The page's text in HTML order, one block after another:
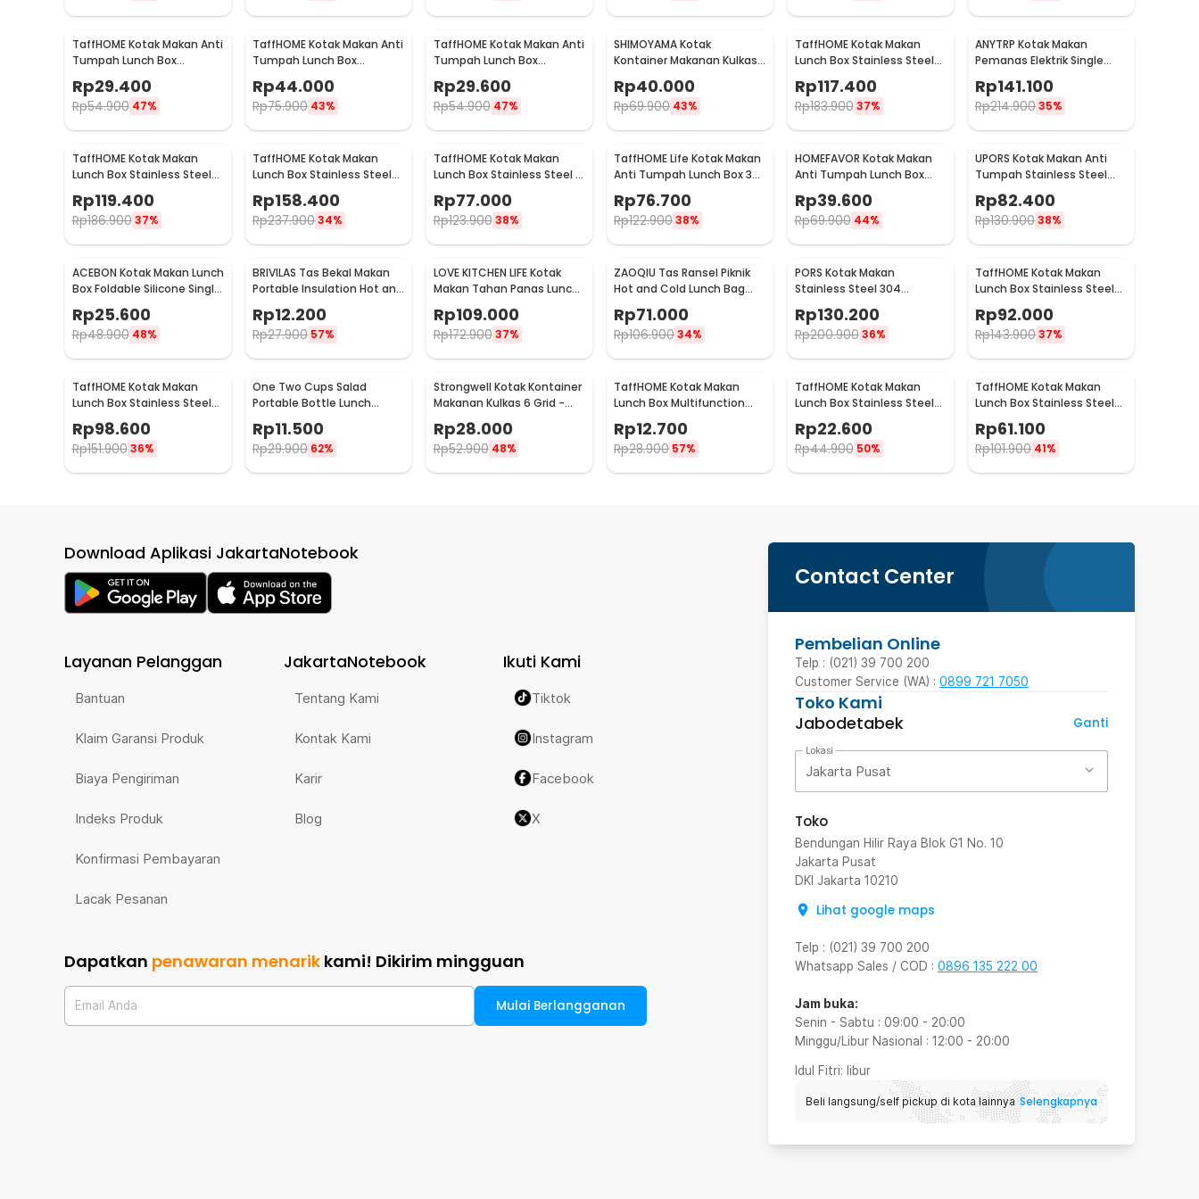
TaffHOME Kotak Makan Anti
Tumpah Lunch Box
- KT046
Rp29.400
Rp54.900 47%
TaffHOME Kotak Makan Anti
Tumpah Lunch Box
- KT273
Rp44.000
Rp75.900 43%
TaffHOME Kotak Makan Anti
Tumpah Lunch Box
Stainless Steel 304 350ml
- KT273
Rp29.600
Rp54.900 47%
SHIMOYAMA Kotak
Kontainer Makanan Kulkas
1.7L - RFS49
Rp40.000
Rp69.900 43%
TaffHOME Kotak Makan
Lunch Box Stainless Steel
J274
Rp117.400
Rp183.900 37%
ANYTRP Kotak Makan
Pemanas Elektrik Single
DFH-C01
Rp141.100
Rp214.90035%
TaffHOME Kotak Makan
Lunch Box Stainless Steel
Compartment - HS233
Rp119.400
Rp186.900 37%
TaffHOME Kotak Makan
Lunch Box Stainless Steel
304 2L Triple
Compartment - HS233
Rp158.400
Rp237.90034%
TaffHOME Kotak Makan
Lunch Box Stainless Steel 4
Rp77.000
Rp123.900 38%
TaffHOME Life Kotak Makan
Anti Tumpah Lunch Box 3
Grid 1.5L - CPL050
Rp76.700
Rp122.90038%
HOMEFAVOR Kotak Makan
Anti Tumpah Lunch Box
Double Layer 3 Grid 1.2L -
HF225
Rp39.600
Rp69.900 44%
UPORS Kotak Makan Anti
Tumpah Stainless Steel
Lunch Box 4 Grid 1.5L - UP4
Rp82.400
Rp130.90038%
ACEBON Kotak Makan Lunch
Box Foldable Silicone Single
Layer 550ml - ACB55
Rp25.600
Rp48.900 48%
BRIVILAS Tas Bekal Makan
Portable Insulation Hot and
Rp12.200
Rp27.900 57%
LOVE KITCHEN LIFE Kotak
Makan Tahan Panas Lunch
YM8686/YM9645
Rp109.000
Rp172.900 37%
ZAOQIU Tas Ransel Piknik
Hot and Cold Lunch Bag
Rp71.000
Rp106.90034%
PORS Kotak Makan
Stainless Steel 304
Leakproof with Soup Bowl 5
Grid - P-5
Rp130.200
Rp200.900 36%
TaffHOME Kotak Makan
Lunch Box Stainless Steel
Rp92.000
Rp143.90037%
TaffHOME Kotak Makan
Lunch Box Stainless Steel
304 1.3L 4 Grid - U-4
Rp98.600
Rp151.900 36%
One Two Cups Salad
Portable Bottle Lunch
RF20
Rp11.500
Rp29.900 62%
Strongwell Kotak Kontainer
Makanan Kulkas 6 Grid -
Rp28.000
Rp52.900 48%
TaffHOME Kotak Makan
Lunch Box Multifunction
- AC-21
Rp12.700
Rp28.900 57%
TaffHOME Kotak Makan
Lunch Box Stainless Steel
410 650ml - HS410
Rp22.600
Rp44.900 50%
TaffHOME Kotak Makan
Lunch Box Stainless Steel
Single Layer 850ml - U-30
Rp61.100
Rp101.900 41%
Contact Center
Pembelian Online
Telp : (021) 39 700 200
Customer Service (WA) : 0899 721 7050
Toko Kami
Jabodetabek
Ganti
Lokasi
Jakarta Pusat
Toko
Bendungan Hilir Raya Blok G1 No. 10
Jakarta Pusat
DKI Jakarta 10210
Lihat google maps
Telp : (021) 39 700 200
Whatsapp Sales / COD : 0896 135 222 00
Jam buka:
Senin - Sabtu : 09:00 - 20:00
Minggu/Libur Nasional : 12:00 - 20:00
Idul Fitri: libur
Beli langsung/self pickup di kota lainnya Selengkapnya
Download Aplikasi JakartaNotebook
Layanan Pelanggan
Bantuan
Klaim Garansi Produk
Biaya Pengiriman
Indeks Produk
Konfirmasi Pembayaran
Lacak Pesanan
JakartaNotebook
Tentang Kami
Kontak Kami
Karir
Blog
Ikuti Kami
Tiktok
Instagram
Facebook
X
Dapatkan penawaran menarik kami! Dikirim mingguan
Email Anda Mulai Berlangganan